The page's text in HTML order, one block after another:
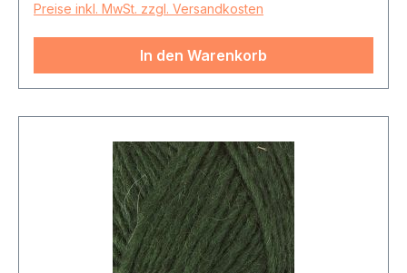
Preise inkl. MwSt. zzgl. Versandkosten
In den Warenkorb